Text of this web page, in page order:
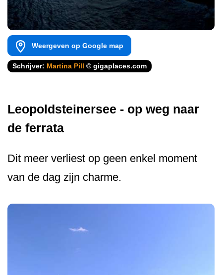
Weergeven op Google map
Schrijver: Martina Pill © gigaplaces.com
Leopoldsteinersee - op weg naar
de ferrata
Dit meer verliest op geen enkel moment
van de dag zijn charme.